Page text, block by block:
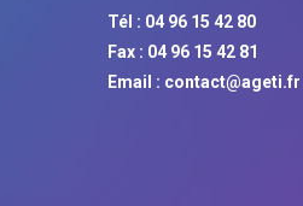
Tél : 04 96 15 42 80
Fax : 04 96 15 42 81
Email : contact@ageti.fr